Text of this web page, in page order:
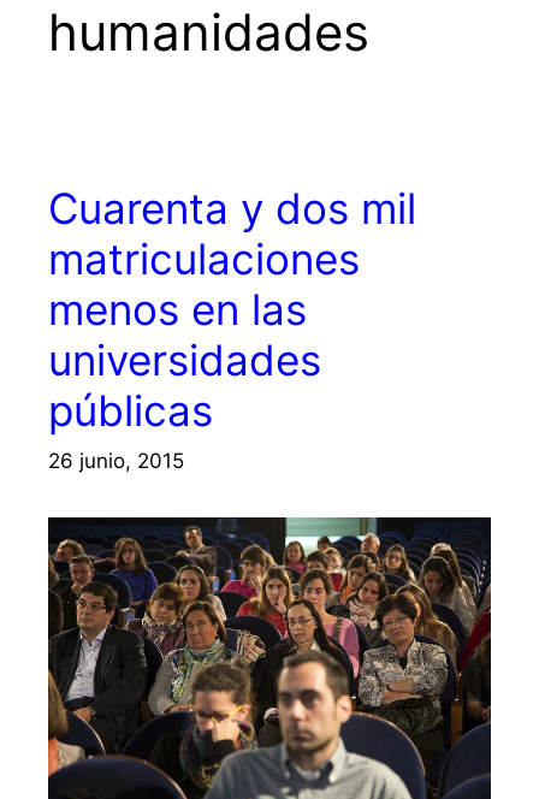
humanidades
Cuarenta y dos mil
matriculaciones
menos en las
universidades
públicas
26 junio, 2015